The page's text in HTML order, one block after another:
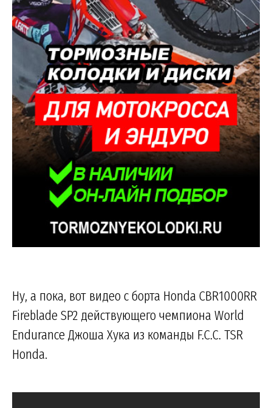
Ну, а пока, вот видео с борта Honda CBR1000RR
Fireblade SP2 действующего чемпиона World
Endurance Джоша Хука из команды F.C.C. TSR
Honda.